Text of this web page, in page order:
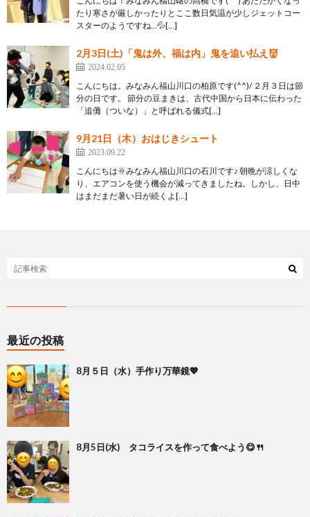
たり寒さが厳しかったりとここ数日気温が少しジェットコー
スターのようですね…💦[…]
2月3日(土)「鬼は外、福は内」鬼を追い払え👹
2024.02.05
こんにちは。みなみん福山川口の柏原です(^^)/ ２月３日は節
分の日です。 節分の豆まきは、古代中国から日本に伝わった
「追儺（ついな）」と呼ばれる儀式[…]
9月21日（木）おはじきシュート
2023.09.22
こんにちは🌞みなみん福山川口の石川です♪ 朝晩が涼しくな
り、エアコンを使う機会が減ってきましたね。しかし、日中
はまだまだ暑い日が続くよ[…]
最近の投稿
8月５日（水）手作り万華鏡💖
8月5日(水) タコライスを作って食べよう😋🍴